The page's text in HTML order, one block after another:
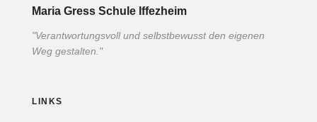
Maria Gress Schule Iffezheim
"Verantwortungsvoll und selbstbewusst den eigenen
Weg gestalten."
LINKS